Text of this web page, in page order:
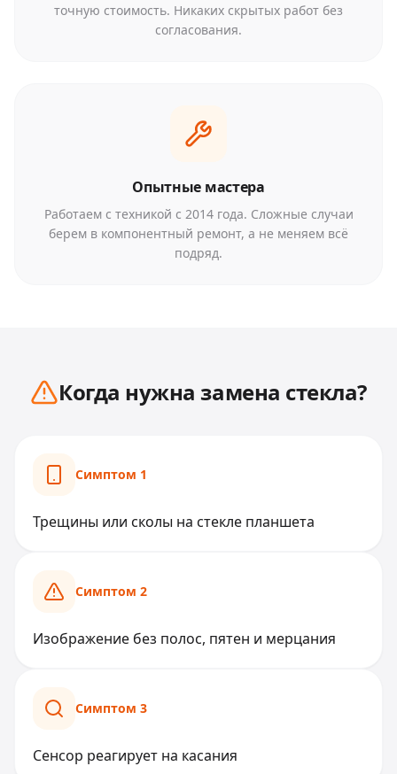
точную стоимость. Никаких скрытых работ без
согласования.
Опытные мастера
Работаем с техникой с 2014 года. Сложные случаи
берем в компонентный ремонт, а не меняем всё
подряд.
Когда нужна замена стекла?
Симптом 1
Трещины или сколы на стекле планшета
Симптом 2
Изображение без полос, пятен и мерцания
Симптом 3
Сенсор реагирует на касания